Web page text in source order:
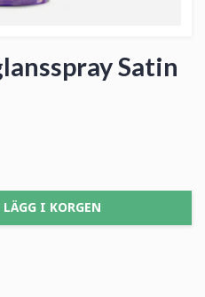
Satin
LÄGG I KORGEN